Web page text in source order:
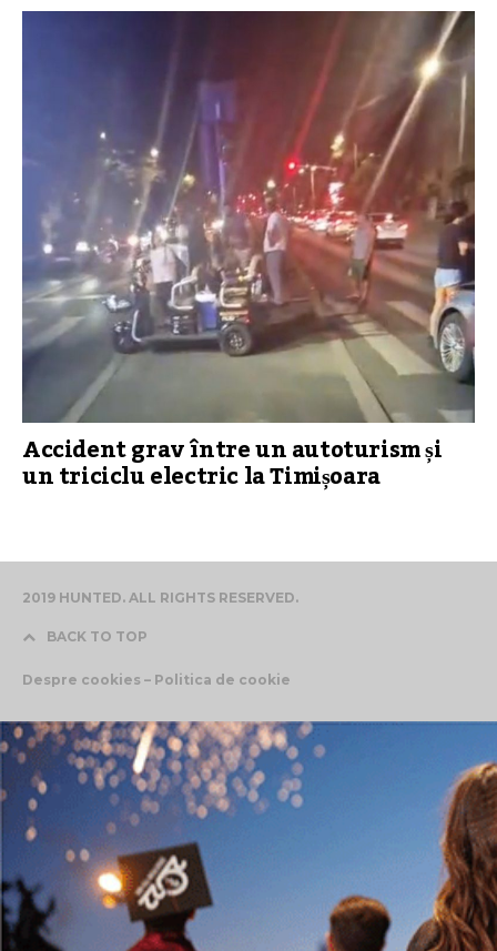
Accident grav între un autoturism și
un triciclu electric la Timișoara
2019 HUNTED. ALL RIGHTS RESERVED.
BACK TO TOP
Despre cookies – Politica de cookie